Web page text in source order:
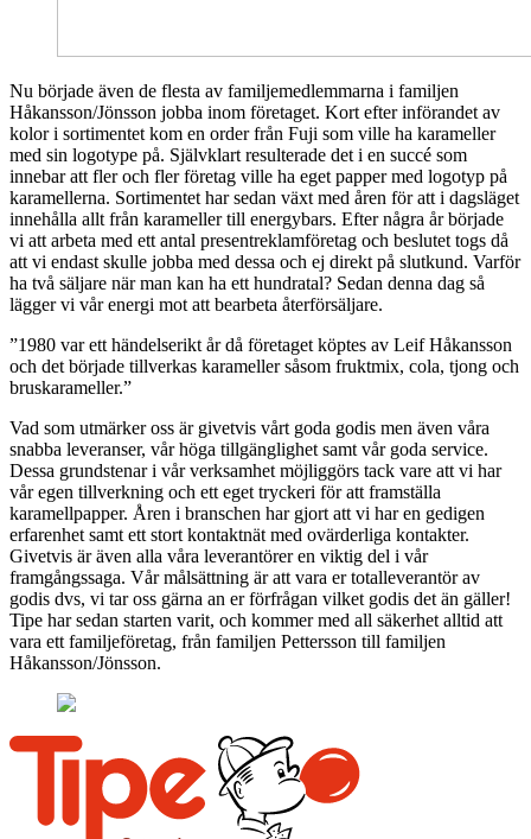
Nu började även de flesta av familjemedlemmarna i familjen
Håkansson/Jönsson jobba inom företaget. Kort efter införandet av
kolor i sortimentet kom en order från Fuji som ville ha karameller
med sin logotype på. Självklart resulterade det i en succé som
innebar att fler och fler företag ville ha eget papper med logotyp på
karamellerna. Sortimentet har sedan växt med åren för att i dagsläget
innehålla allt från karameller till energybars. Efter några år började
vi att arbeta med ett antal presentreklamföretag och beslutet togs då
att vi endast skulle jobba med dessa och ej direkt på slutkund. Varför
ha två säljare när man kan ha ett hundratal? Sedan denna dag så
lägger vi vår energi mot att bearbeta återförsäljare.
”1980 var ett händelserikt år då företaget köptes av Leif Håkansson
och det började tillverkas karameller såsom fruktmix, cola, tjong och
bruskarameller.”
Vad som utmärker oss är givetvis vårt goda godis men även våra
snabba leveranser, vår höga tillgänglighet samt vår goda service.
Dessa grundstenar i vår verksamhet möjliggörs tack vare att vi har
vår egen tillverkning och ett eget tryckeri för att framställa
karamellpapper. Åren i branschen har gjort att vi har en gedigen
erfarenhet samt ett stort kontaktnät med ovärderliga kontakter.
Givetvis är även alla våra leverantörer en viktig del i vår
framgångssaga. Vår målsättning är att vara er totalleverantör av
godis dvs, vi tar oss gärna an er förfrågan vilket godis det än gäller!
Tipe har sedan starten varit, och kommer med all säkerhet alltid att
vara ett familjeföretag, från familjen Pettersson till familjen
Håkansson/Jönsson.